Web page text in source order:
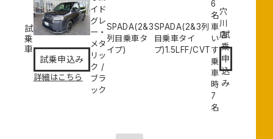
試
乗
車
試乗申込み
詳細はこちら
イド
グレ
ー・
メタ
リッ
ク /
ブラ
ック
SPADA(2&3
列目乗車タ
イプ)
SPADA(2&3列
目乗車タイ
プ)1.5L FF/CVT
6
名
車
い
す
乗
車
時
7
名
穴
川
店
試
乗
申
込
み